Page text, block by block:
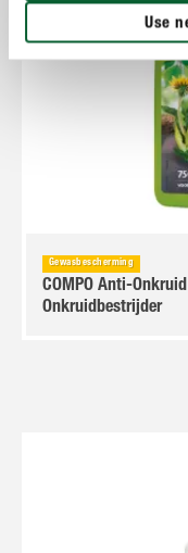
Use
Gewasbescherming
COMPO Anti-
Onkruidbestrijder